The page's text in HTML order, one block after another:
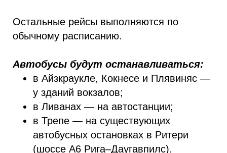
Остальные рейсы выполняются по
обычному расписанию.
Автобусы будут останавливаться:
в Айзкраукле, Кокнесе и Плявиняс —
у зданий вокзалов;
в Ливанах — на автостанции;
в Трепе — на существующих
автобусных остановках в Ритери
(шоссе A6 Рига–Даугавпилс).